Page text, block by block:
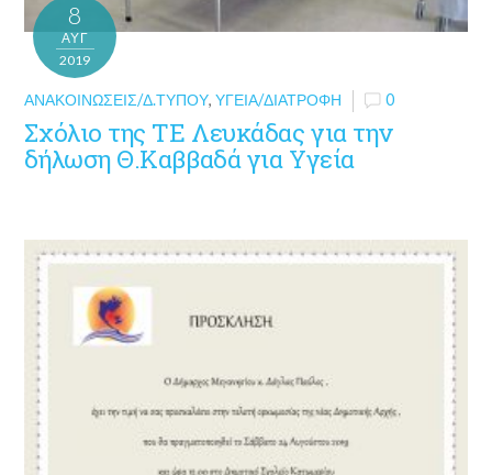
8
ΑΥΓ
2019
ΑΝΑΚΟΙΝΏΣΕΙΣ/Δ.ΤΎΠΟΥ,ΥΓΕΊΑ/ΔΙΑΤΡΟΦΉ 0
Σχόλιο της ΤΕ Λευκάδας για την
δήλωση Θ.Καββαδά για Υγεία